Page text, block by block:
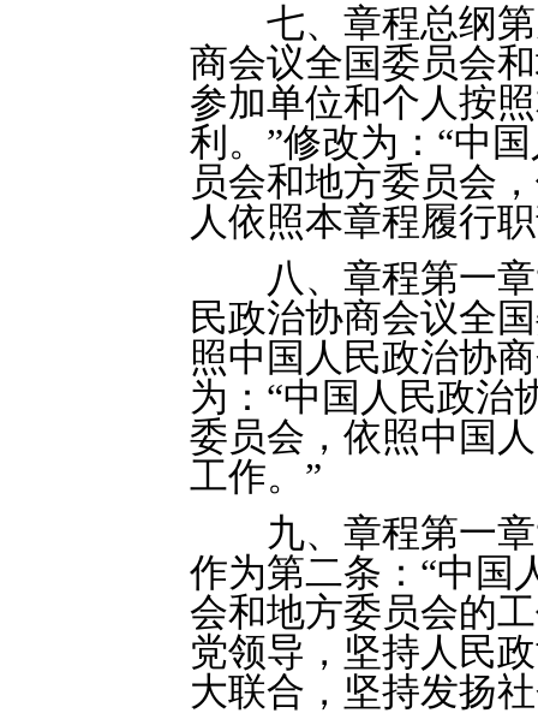
七、章程总纲第
商会议全国委员会
参加单位和个人按
利。”修改为：“中
员会和地方委员会
人依照本章程履行
八、章程第一章“
民政治协商会议全
照中国人民政治协
为：“中国人民政治
委员会，依照中国
工作。”
九、章程第一章“
作为第二条：“中国
会和地方委员会的
党领导，坚持人民
大联合，坚持发扬